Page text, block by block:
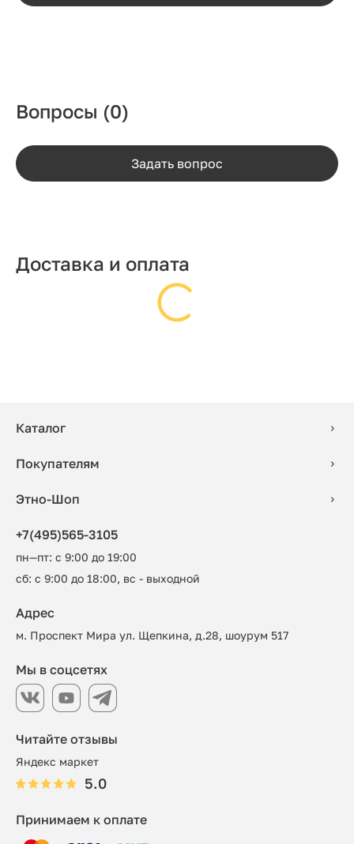
Вопросы (0)
Задать вопрос
Доставка и оплата
Каталог
Покупателям
Этно-Шоп
+7(495)565-3105
пн—пт: с 9:00 до 19:00
сб: с 9:00 до 18:00, вс - выходной
Читайте отзывы
Яндекс маркет
5.0
Адрес
м. Проспект Мира ул. Щепкина, д.28, шоурум 517
Принимаем к оплате
Мы в соцсетях